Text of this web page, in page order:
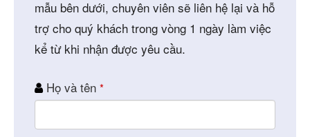
mẫu bên dưới, chuyên viên sẽ liên hệ lại và hỗ
trợ cho quý khách trong vòng 1 ngày làm việc
kể từ khi nhận được yêu cầu.
Họ và tên *